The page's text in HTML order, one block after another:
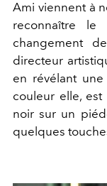
Ami viennent à
reconnaître
changement
directeur
en révélant
couleur elle,
noir sur un
quelques